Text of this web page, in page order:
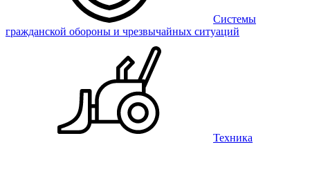
Системы
гражданской обороны и чрезвычайных ситуаций
Техника